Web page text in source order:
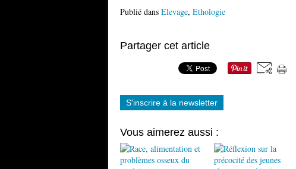
Publié dans Elevage, Ethologie
Partager cet article
S'inscrire à la newsletter
Vous aimerez aussi :